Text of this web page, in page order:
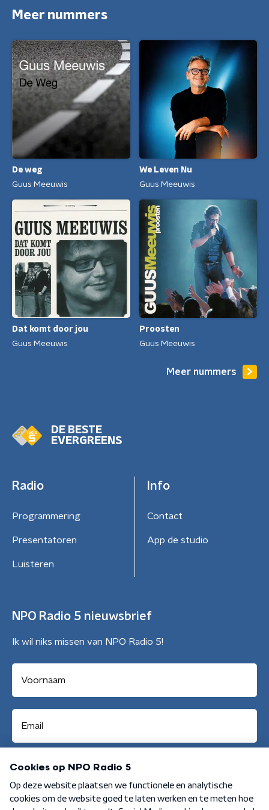
Meer nummers
De weg
Guus Meeuwis
We Leven Nu
Guus Meeuwis
Dat komt door jou
Guus Meeuwis
Proosten
Guus Meeuwis
Meer nummers
DE BESTE
EVERGREENS
Radio
Programmering
Presentatoren
Luisteren
Info
Contact
App de studio
NPO Radio 5 nieuwsbrief
Ik wil niks missen van NPO Radio 5!
Aanmelden